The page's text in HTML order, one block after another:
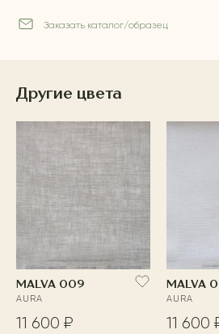
Заказать каталог/образец
Другие цвета
MALVA 009
AURA
11 600 ₽
MALVA
AURA
11 600